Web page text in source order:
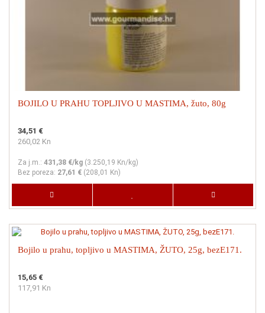
BOJILO U PRAHU TOPLJIVO U MASTIMA, žuto, 80g
34,51 €
260,02 Kn
Za j.m.: 431,38 €/kg (3.250,19 Kn/kg)
Bez poreza: 27,61 € (208,01 Kn)
Bojilo u prahu, topljivo u MASTIMA, ŽUTO, 25g, bezE171.
15,65 €
117,91 Kn